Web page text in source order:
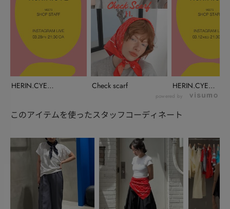
HERIN.CYE
Check scarf
HERIN.CYE
INSTALIVE(...
powered by
このアイテムを使ったスタッフコーディネート